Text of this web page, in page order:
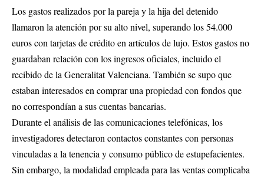
Los gastos realizados por la pareja y la hija del detenido
llamaron la atención por su alto nivel, superando los 54.000
euros con tarjetas de crédito en artículos de lujo. Estos gastos no
guardaban relación con los ingresos oficiales, incluido el
recibido de la Generalitat Valenciana. También se supo que
estaban interesados en comprar una propiedad con fondos que
no correspondían a sus cuentas bancarias.
Durante el análisis de las comunicaciones telefónicas, los
investigadores detectaron contactos constantes con personas
vinculadas a la tenencia y consumo público de estupefacientes.
Sin embargo, la modalidad empleada para las ventas complicaba